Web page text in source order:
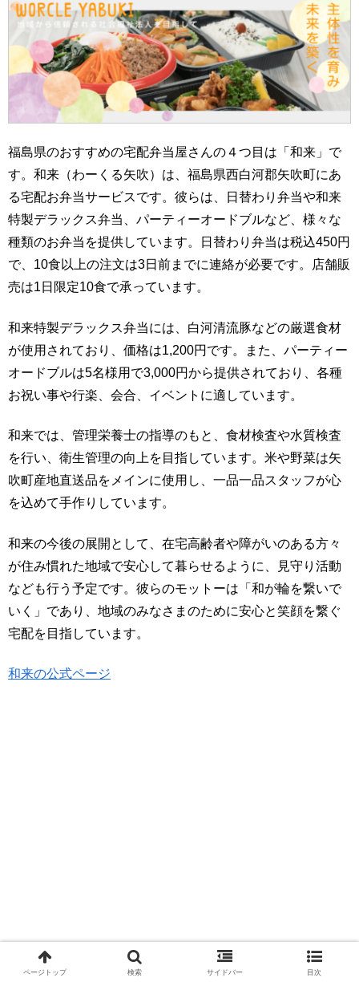
福島県のおすすめの宅配弁当屋さんの４つ目は「和来」で
す。和来（わーくる矢吹）は、福島県西白河郡矢吹町にあ
る宅配お弁当サービスです。彼らは、日替わり弁当や和来
特製デラックス弁当、パーティーオードブルなど、様々な
種類のお弁当を提供しています。日替わり弁当は税込450円
で、10食以上の注文は3日前までに連絡が必要です。店舗販
売は1日限定10食で承っています。
和来特製デラックス弁当には、白河清流豚などの厳選食材
が使用されており、価格は1,200円です。また、パーティー
オードブルは5名様用で3,000円から提供されており、各種
お祝い事や行楽、会合、イベントに適しています。
和来では、管理栄養士の指導のもと、食材検査や水質検査
を行い、衛生管理の向上を目指しています。米や野菜は矢
吹町産地直送品をメインに使用し、一品一品スタッフが心
を込めて手作りしています。
和来の今後の展開として、在宅高齢者や障がいのある方々
が住み慣れた地域で安心して暮らせるように、見守り活動
なども行う予定です。彼らのモットーは「和が輪を繋いで
いく」であり、地域のみなさまのために安心と笑顔を繋ぐ
宅配を目指しています。
和来の公式ページ
ページトップ 検索 サイドバー 目次